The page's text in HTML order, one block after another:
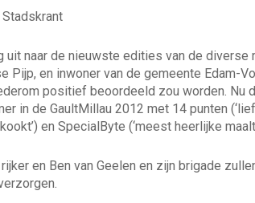
naar de nieuwste edities van de diverse
Pijp, en inwoner van de gemeente Edam-
positief beoordeeld zou worden. Nu
in de GaultMillau 2012 met 14 punten
en SpecialByte (‘meest heerlijke
en Ben van Geelen en zijn brigade